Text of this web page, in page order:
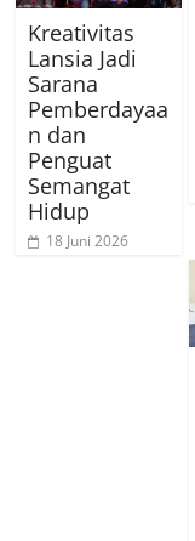
Kreativitas
Lansia Jadi
Sarana
Pemberdayaa
n dan
Penguat
Semangat
Hidup
18 Juni 2026